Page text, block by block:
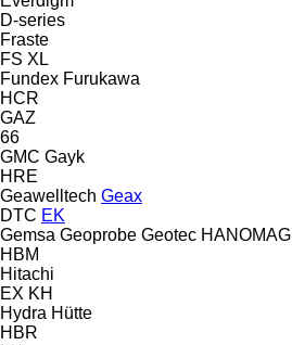
D-series
Fraste
FS XL
Fundex Furukawa
HCR
GAZ
66
GMC Gayk
HRE
Geawelltech Geax
DTC EK
Gemsa Geoprobe Geotec HANOMAG
HBM
Hitachi
EX KH
Hydra Hütte
HBR